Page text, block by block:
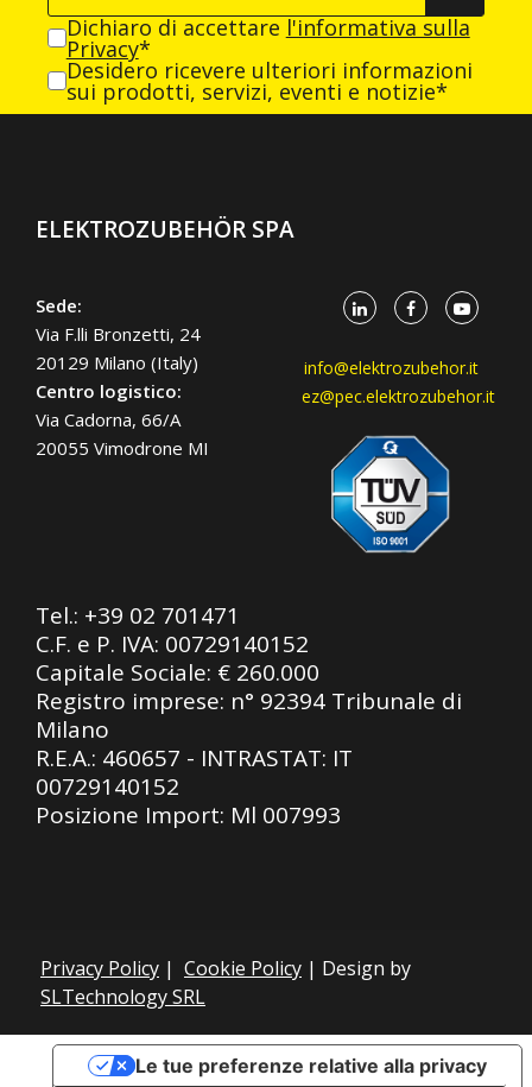
Dichiaro di accettare l'informativa sulla
Privacy*
Desidero ricevere ulteriori informazioni
sui prodotti, servizi, eventi e notizie*
ELEKTROZUBEHÖR SPA
Sede:
Via F.lli Bronzetti, 24
20129 Milano (Italy)
Centro logistico:
Via Cadorna, 66/A
20055 Vimodrone MI
info@elektrozubehor.it
ez@pec.elektrozubehor.it
Tel.: +39 02 701471
C.F. e P. IVA: 00729140152
Capitale Sociale: € 260.000
Registro imprese: n° 92394 Tribunale di
Milano
R.E.A.: 460657 - INTRASTAT: IT
00729140152
Posizione Import: Ml 007993
Privacy Policy | Cookie Policy | Design by
SLTechnology SRL
Le tue preferenze relative alla privacy